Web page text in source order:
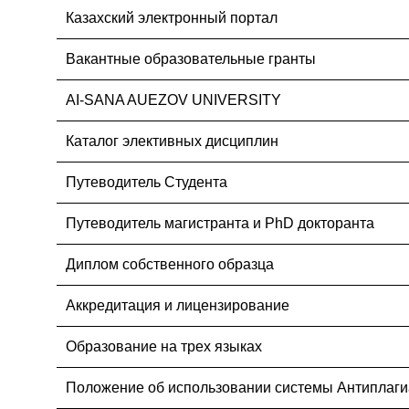
Казахский электронный портал
Вакантные образовательные гранты
AI-SANA AUEZOV UNIVERSITY
Каталог элективных дисциплин
Путеводитель Студента
Путеводитель магистранта и PhD докторанта
Диплом собственного образца
Аккредитация и лицензирование
Образование на трех языках
Положение об использовании системы